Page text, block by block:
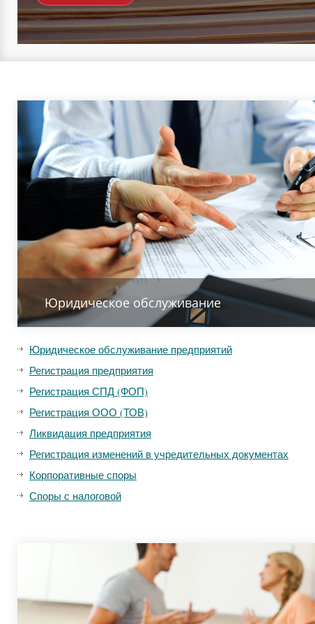
Юридическое обслуживание
Юридическое обслуживание предприятий
Регистрация предприятия
Регистрация СПД (ФОП)
Регистрация ООО (ТОВ)
Ликвидация предприятия
Регистрация изменений в учредительных документах
Корпоративные споры
Споры с налоговой